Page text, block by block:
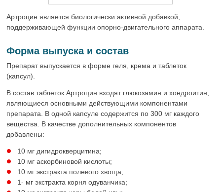
Артроцин является биологически активной добавкой,
поддерживающей функции опорно-двигательного аппарата.
Форма выпуска и состав
Препарат выпускается в форме геля, крема и таблеток
(капсул).
В состав таблеток Артроцин входят глюкозамин и хондроитин,
являющиеся основными действующими компонентами
препарата. В одной капсуле содержится по 300 мг каждого
вещества. В качестве дополнительных компонентов
добавлены:
10 мг дигидрокверцитина;
10 мг аскорбиновой кислоты;
10 мг экстракта полевого хвоща;
1- мг экстракта корня одуванчика;